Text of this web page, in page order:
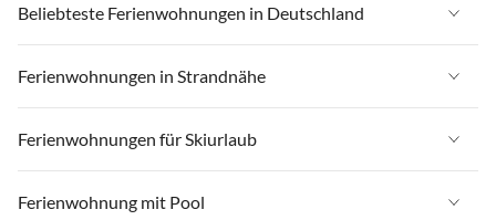
Ferienwohnungen in Deutschland
Ferienwohnungen in Ostsee
Ferienwohnungen in Nordsee
Ferienwohnungen in Mecklenburg-Vorpommern
Ferienwohnungen in Niedersachsen
Beliebteste Ferienwohnungen in Deutschland
Ferienwohnungen in Deutschland
Ferienwohnungen in Ostsee
Ferienwohnungen in Nordsee
Ferienwohnungen in Strandnähe
Ferienwohnungen in Strandnähe in Deutschland
Ferienwohnungen in Strandnähe in Ostsee
Ferienwohnungen in Strandnähe in Nordsee
Ferienwohnungen für Skiurlaub
Ferienwohnungen für Skiurlaub in Deutschland
Ferienwohnung mit Pool